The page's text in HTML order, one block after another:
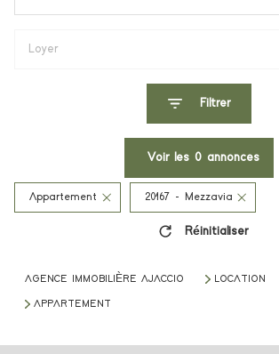
Loyer
Filtrer
Voir les 0 annonces
Appartement 20167 - Mezzavia
Réinitialiser
AGENCE IMMOBILIÈRE AJACCIO LOCATION
APPARTEMENT